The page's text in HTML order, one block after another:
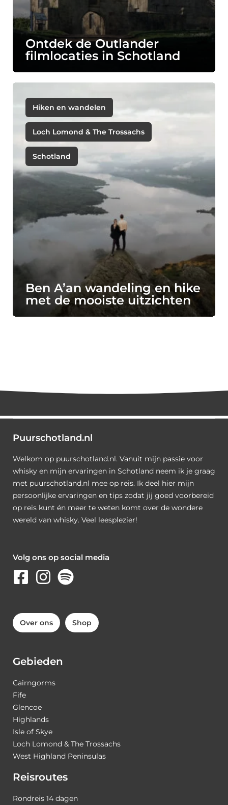
Ontdek de Outlander
filmlocaties in Schotland
Hiken en wandelen
Loch Lomond & The Trossachs
Schotland
Ben A’an wandeling en hike
met de mooiste uitzichten
Puurschotland.nl
Welkom op puurschotland.nl. Vanuit mijn passie voor
whisky en mijn ervaringen in Schotland neem ik je graag
met puurschotland.nl mee op reis. Ik deel hier mijn
persoonlijke ervaringen en tips zodat jij goed voorbereid
op reis kunt én meer te weten komt over de wondere
wereld van whisky. Veel leesplezier!
Volg ons op social media
Over ons Shop
Gebieden
Cairngorms
Fife
Glencoe
Highlands
Isle of Skye
Loch Lomond & The Trossachs
West Highland Peninsulas
Reisroutes
Rondreis 14 dagen